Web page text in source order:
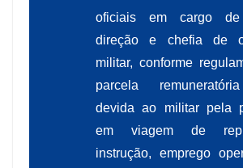
oficiais em cargo de
direção e chefia de
militar, conforme
parcela
devida ao militar pela
em viagem de
instrução, emprego